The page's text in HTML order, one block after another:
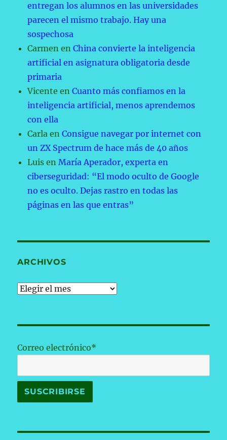
entregan los alumnos en las universidades
parecen el mismo trabajo. Hay una
sospechosa
Carmen enChina convierte la inteligencia
artificial en asignatura obligatoria desde
primaria
Vicente enCuanto más confiamos en la
inteligencia artificial, menos aprendemos
con ella
Carla enConsigue navegar por internet con
un ZX Spectrum de hace más de 40 años
Luis enMaría Aperador, experta en
ciberseguridad: “El modo oculto de Google
no es oculto. Dejas rastro en todas las
páginas en las que entras”
ARCHIVOS
Archivos
Correo electrónico*